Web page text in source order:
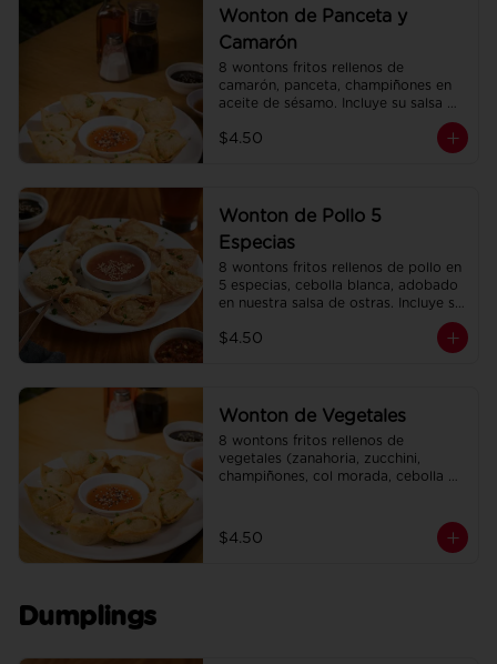
Wonton de Panceta y
Camarón
8 wontons fritos rellenos de
camarón, panceta, champiñones en
aceite de sésamo. Incluye su salsa
$4.50
Wonton de Pollo 5
Especias
8 wontons fritos rellenos de pollo en
5 especias, cebolla blanca, adobado
en nuestra salsa de ostras. Incluye su
$4.50
Wonton de Vegetales
8 wontons fritos rellenos de
vegetales (zanahoria, zucchini,
champiñones, col morada, cebolla
$4.50
Dumplings